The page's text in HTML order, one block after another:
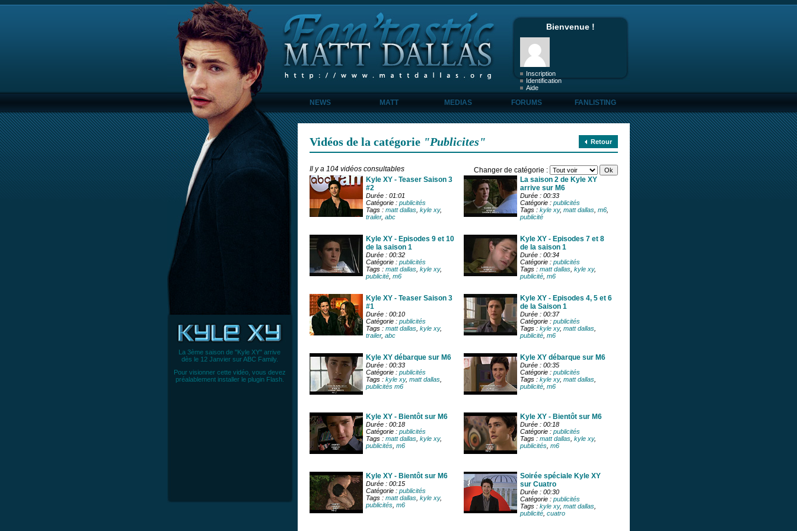
Bienvenue !
Inscription
Identification
Aide
NEWS MATT MEDIAS FORUMS FANLISTING
Vidéos de la catégorie "Publicites" Retour
Il y a 104 vidéos consultables
Changer de catégorie :
Kyle XY - Teaser Saison 3
#2
Durée : 01:01
Catégorie : publicités
Tags : matt dallas kyle xy,
trailer, abc
La saison 2 de Kyle XY
arrive sur M6
Durée : 00:33
Catégorie : publicités
Tags : kyle xy, matt dallas m6
publicité
Kyle XY - Episodes 9 et 10
de la saison 1
Durée : 00:32
Catégorie : publicités
Tags : matt dallas kyle xy,
publicité m6
Kyle XY - Episodes 7 et 8
de la saison 1
Durée : 00:34
Catégorie : publicités
Tags : matt dallas kyle xy,
publicité m6
Kyle XY - Teaser Saison 3
#1
Durée : 00:10
Catégorie : publicités
Tags : matt dallas kyle xy,
trailer, abc
Kyle XY - Episodes 4, 5 et 6
de la Saison 1
Durée : 00:37
Catégorie : publicités
Tags : kyle xy, matt dallas
publicité m6
Kyle XY débarque sur M6
Durée : 00:33
Catégorie : publicités
Tags : kyle xy, matt dallas
publicités m6
Kyle XY débarque sur M6
Durée : 00:35
Catégorie : publicités
Tags : kyle xy, matt dallas
publicité m6
Kyle XY - Bientôt sur M6
Durée : 00:18
Catégorie : publicités
Tags : matt dallas kyle xy,
publicités m6
Kyle XY - Bientôt sur M6
Durée : 00:18
Catégorie : publicités
Tags : matt dallas kyle xy,
publicités m6
Kyle XY - Bientôt sur M6
Durée : 00:15
Catégorie : publicités
Tags : matt dallas kyle xy,
publicités m6
Soirée spéciale Kyle XY
sur Cuatro
Durée : 00:30
Catégorie : publicités
Tags : kyle xy, matt dallas
publicité cuatro
La 3ème saison de "Kyle XY" arrive
dès le 12 Janvier sur ABC Family.
Pour visionner cette vidéo, vous devez
préalablement installer le plugin Flash.